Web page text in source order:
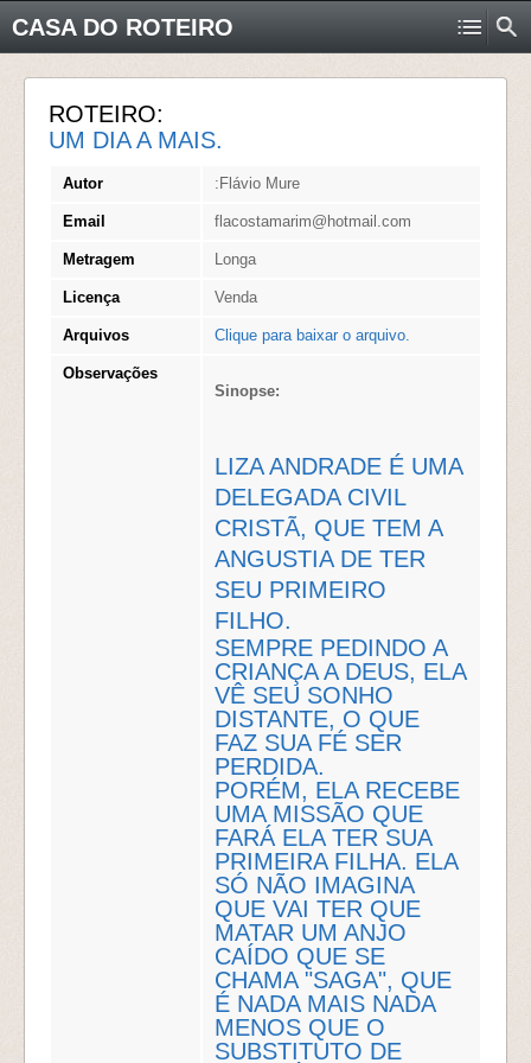
CASA DO ROTEIRO
ROTEIRO:
UM DIA A MAIS.
Autor :Flávio Mure
Email flacostamarim@hotmail.com
Metragem Longa
Licença Venda
Arquivos Clique para baixar o arquivo.
Observações
Sinopse:
LIZA ANDRADE É UMA
DELEGADA CIVIL
CRISTÃ, QUE TEM A
ANGUSTIA DE TER
SEU PRIMEIRO
FILHO.
SEMPRE PEDINDO A
CRIANÇA A DEUS, ELA
VÊ SEU SONHO
DISTANTE, O QUE
FAZ SUA FÉ SER
PERDIDA.
PORÉM, ELA RECEBE
UMA MISSÃO QUE
FARÁ ELA TER SUA
PRIMEIRA FILHA. ELA
SÓ NÃO IMAGINA
QUE VAI TER QUE
MATAR UM ANJO
CAÍDO QUE SE
CHAMA "SAGA", QUE
É NADA MAIS NADA
MENOS QUE O
SUBSTITUTO DE